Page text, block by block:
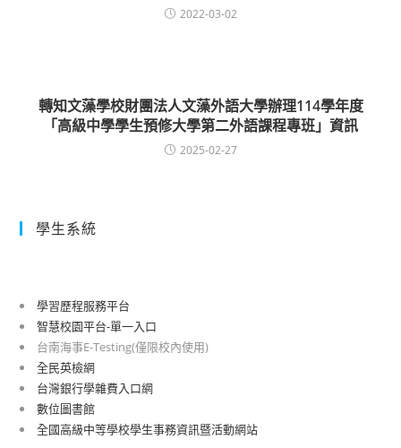
2022-03-02
轉知文藻學校財團法人文藻外語大學辦理114學年度
「高級中學學生預修大學第二外語課程專班」資訊
2025-02-27
學生系統
學習歷程服務平台
智慧校園平台-單一入口
台南海事E-Testing(僅限校內使用)
全民英檢網
台灣銀行學雜費入口網
數位圖書館
全國高級中等學校學生事務資訊暨活動網站